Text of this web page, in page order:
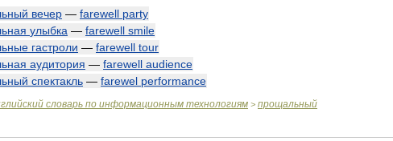
вечер — farewell party
улыбка — farewell smile
гастроли — farewell tour
аудитория — farewell audience
спектакль — farewel performance
словарь по информационным технологиям > прощальный